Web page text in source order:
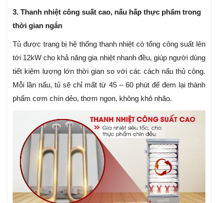
3. Thanh nhiệt công suất cao, nấu hấp thực phẩm trong
thời gian ngắn
Tủ được trang bị hệ thống thanh nhiệt có tổng công suất lên
tới 12kW cho khả năng gia nhiệt nhanh đều, giúp người dùng
tiết kiệm lượng lớn thời gian so với các cách nấu thủ công.
Mỗi lần nấu, tủ sẽ chỉ mất từ 45 – 60 phút để đem lại thành
phẩm cơm chín dẻo, thơm ngon, không khô nhão.